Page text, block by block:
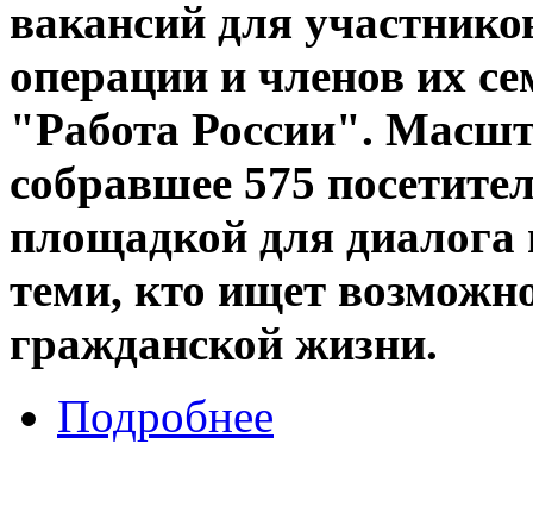
вакансий для
операции и членов их
"Работа России".
собравшее 575
площадкой для диалога
теми, кто ищет
гражданской жизни.
Подробнее